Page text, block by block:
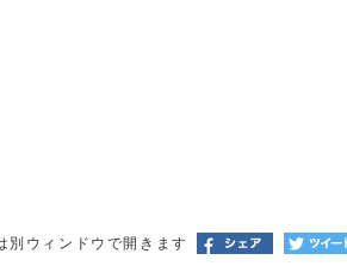
別ウィンドウで開きます